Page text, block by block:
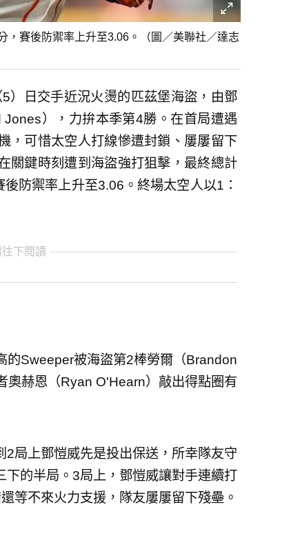
賽後防禦率上升至3.06。（圖／美聯社／達志
）日交手近況火燙的匹茲堡海盜，由鄧
），力拚本季第4勝。在首局遭遇
，可惜太空人打線慘遭封鎖、屢屢留下
關鍵時刻遭到海盜強打狙擊，最終總計
防禦率上升至3.06。終場太空人以1：
下閱讀
的Sweeper被海盜第2棒勞爾（Brandon
奧赫恩（Ryan O'Hearn）敲出得點圈有
局上鄧愷威先是投出保送，所幸隊友守
的半局。3局上，鄧愷威讓對手連續打
等不來火力支援，隊友屢屢留下殘壘。